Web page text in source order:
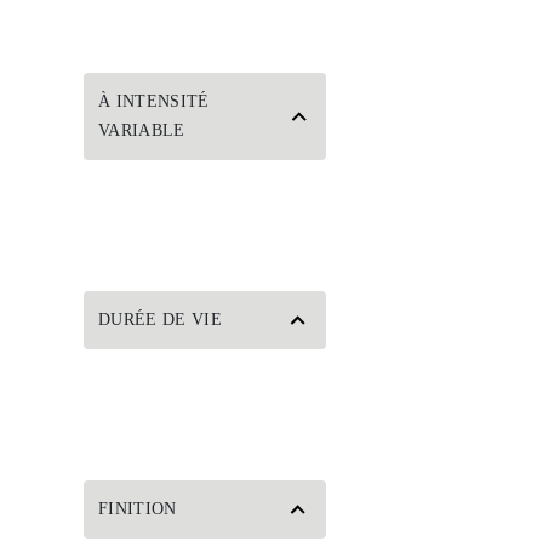
À INTENSITÉ
VARIABLE
DURÉE DE VIE
FINITION